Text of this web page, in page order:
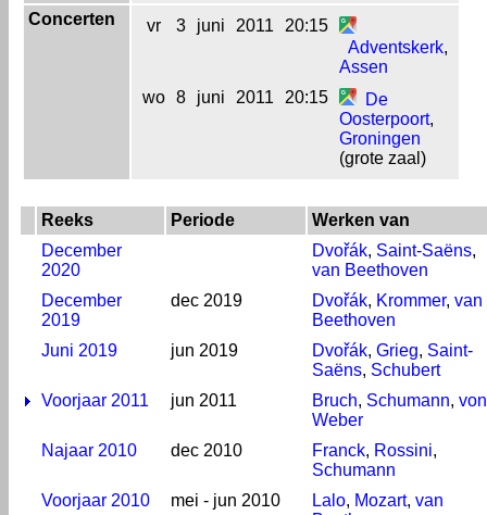
Concerten
vr 3 juni 2011
20:15
Adventskerk,
Assen
wo 8 juni 2011 20:15
De
Oosterpoort,
Groningen
(grote zaal)
Reeks Periode
Werken van
December
2020
Dvořák, Saint-Saëns,
van Beethoven
December
2019
dec 2019 Dvořák, Krommer, van
Beethoven
Juni 2019
jun 2019 Dvořák, Grieg, Saint-
Saëns, Schubert
Voorjaar 2011
jun 2011 Bruch, Schumann, von
Weber
Najaar 2010
dec 2010 Franck, Rossini,
Schumann
Voorjaar 2010
mei - jun 2010 Lalo, Mozart, van